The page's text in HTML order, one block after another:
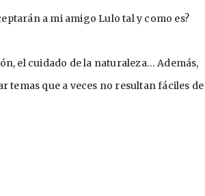
a mi amigo Lulo tal y como es?
el cuidado de la naturaleza… Además,
temas que a veces no resultan fáciles de